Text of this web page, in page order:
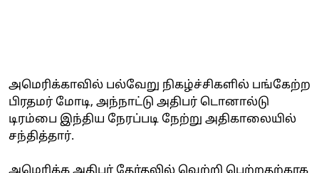
அமெரிக்காவில் பல்வேறு நிகழ்ச்சிகளில் பங்கேற்ற
பிரதமர் மோடி, அந்நாட்டு அதிபர் டொனால்டு
டிரம்பை இந்திய நேரப்படி நேற்று அதிகாலையில்
சந்தித்தார்.